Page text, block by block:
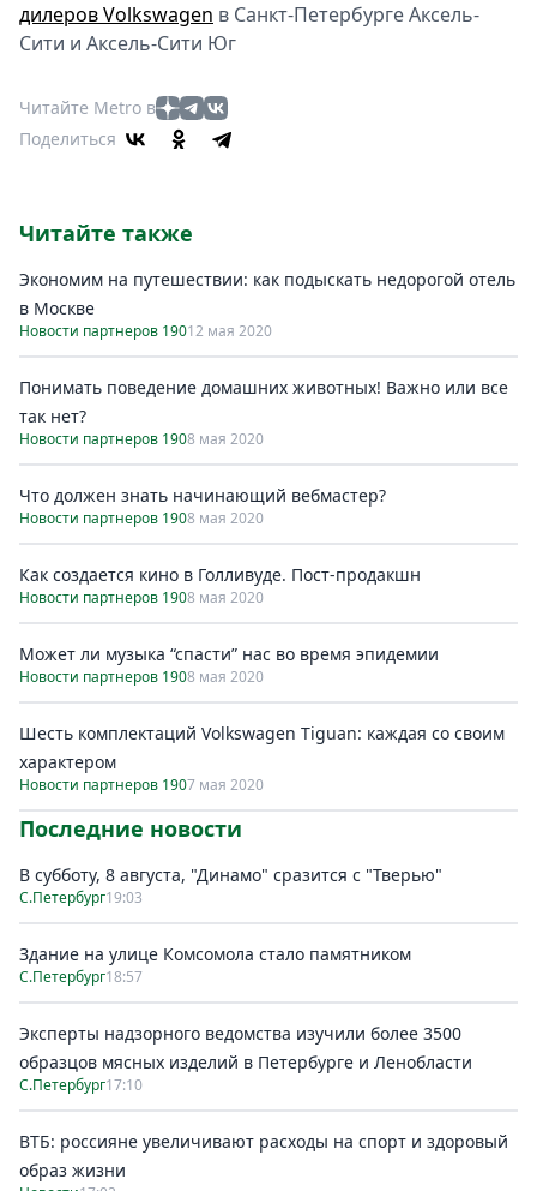
дилеров Volkswagen в Санкт-Петербурге Аксель-
Сити и Аксель-Сити Юг
Читайте Metro в
Поделиться
Читайте также
Экономим на путешествии: как подыскать недорогой отель
в Москве
Новости партнеров 19012 мая 2020
Понимать поведение домашних животных! Важно или все
так нет?
Новости партнеров 1908 мая 2020
Что должен знать начинающий вебмастер?
Новости партнеров 1908 мая 2020
Как создается кино в Голливуде. Пост-продакшн
Новости партнеров 1908 мая 2020
Может ли музыка “спасти” нас во время эпидемии
Новости партнеров 1908 мая 2020
Шесть комплектаций Volkswagen Tiguan: каждая со своим
характером
Новости партнеров 1907 мая 2020
Последние новости
В субботу, 8 августа, "Динамо" сразится с "Тверью"
С.Петербург19:03
Здание на улице Комсомола стало памятником
С.Петербург18:57
Эксперты надзорного ведомства изучили более 3500
образцов мясных изделий в Петербурге и Ленобласти
С.Петербург17:10
ВТБ: россияне увеличивают расходы на спорт и здоровый
образ жизни